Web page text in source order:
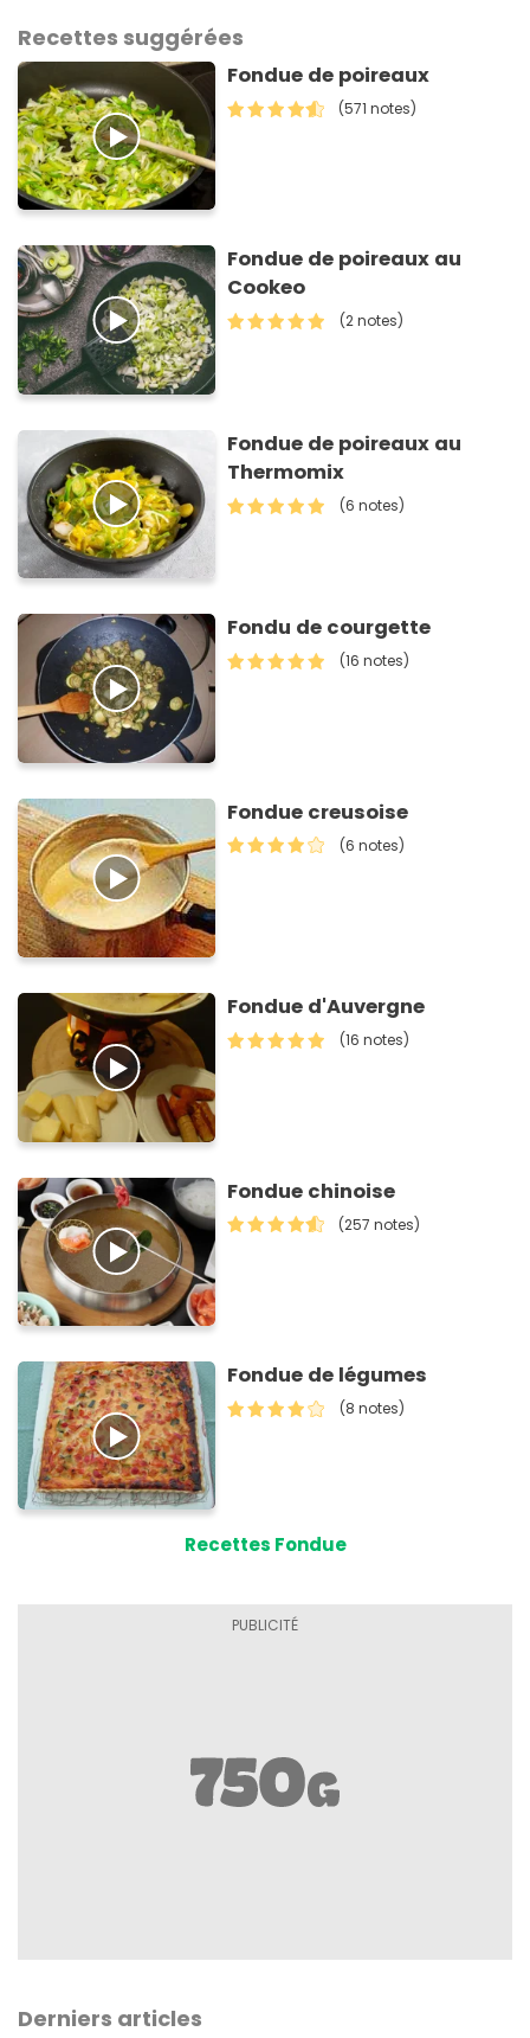
Recettes suggérées
Fondue de poireaux
(571 notes)
Fondue de poireaux au
Cookeo
(2 notes)
Fondue de poireaux au
Thermomix
(6 notes)
Fondu de courgette
(16 notes)
Fondue creusoise
(6 notes)
Fondue d'Auvergne
(16 notes)
Fondue chinoise
(257 notes)
Fondue de légumes
(8 notes)
Recettes Fondue
Derniers articles